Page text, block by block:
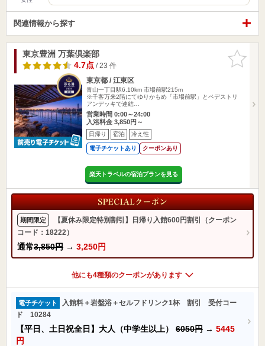
関連情報から探す
お気に入
りに追加
東京豊洲 万葉倶楽部
4.7点/ 23 件
東京都 / 江東区
青山一丁目駅6.10km 市場前駅215m
※千客万来2階にてゆりかもめ「市場前駅」とペデストリ
アンデッキで連結…
営業時間 0:00～24:00
入浴料金 3,850円～
日帰り 宿泊 冷え性
電子チケットあり クーポンあり
楽天トラベルの宿泊プランを見る
期間限定
【夏休み限定特別割引】日帰り入館600円割引（クーポン
コード：18222）
通常3,850円 → 3,250円
他にも4種類のクーポンがあります
電子チケット
入館料＋岩盤浴＋セルフドリンク1杯 割引 受付コー
ド 10284
【平日、土日祝全日】大人（中学生以上） 6050円 → 5445
円